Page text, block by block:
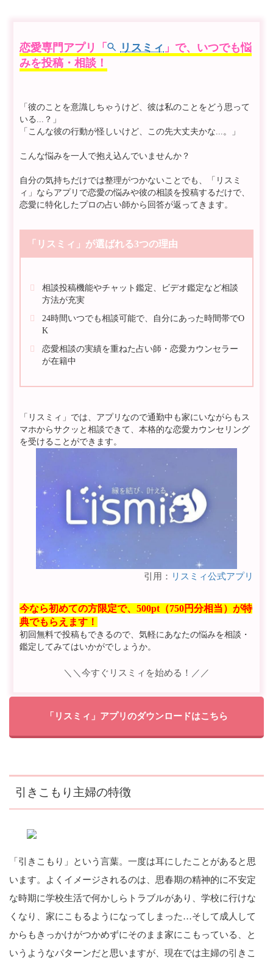
恋愛専門アプリ「 リスミィ 」で、いつでも悩
みを投稿・相談！
「彼のことを意識しちゃうけど、彼は私のことをどう思って
いる...？」
「こんな彼の行動が怪しいけど、この先大丈夫かな...。」
こんな悩みを一人で抱え込んでいませんか？
自分の気持ちだけでは整理がつかないことでも、「リスミ
ィ」ならアプリで恋愛の悩みや彼の相談を投稿するだけで、
恋愛に特化したプロの占い師から回答が返ってきます。
「リスミィ」が選ばれる3つの理由
相談投稿機能やチャット鑑定、ビデオ鑑定など相談
方法が充実
24時間いつでも相談可能で、自分にあった時間帯でO
K
恋愛相談の実績を重ねた占い師・恋愛カウンセラー
が在籍中
「リスミィ」では、アプリなので通勤中も家にいながらもス
マホからサクッと相談できて、本格的な恋愛カウンセリング
を受けることができます。
引用： リスミィ公式アプリ
今なら初めての方限定で、500pt（750円分相当）が特
典でもらえます！
初回無料で投稿もできるので、気軽にあなたの悩みを相談・
鑑定してみてはいかがでしょうか。
＼＼今すぐリスミィを始める！／／
「リスミィ」アプリのダウンロードはこちら
引きこもり主婦の特徴
「引きこもり」という言葉。一度は耳にしたことがあると思
います。よくイメージされるのは、思春期の精神的に不安定
な時期に学校生活で何かしらトラブルがあり、学校に行けな
くなり、家にこもるようになってしまった…そして成人して
からもきっかけがつかめずにそのまま家にこもっている、と
いうようなパターンだと思いますが、現在では主婦の引きこ